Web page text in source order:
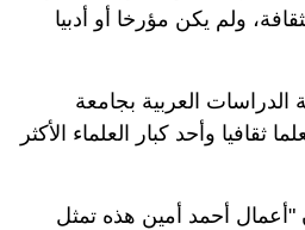
ولم يكن مؤرخا أو أدبيا
الدراسات العربية بجامعة
ثقافيا وأحد كبار العلماء الأكثر
"أعمال أحمد أمين هذه تمثل